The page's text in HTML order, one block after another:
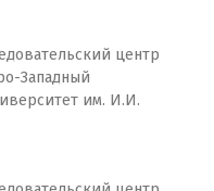
центр
Западный
им. И.И.